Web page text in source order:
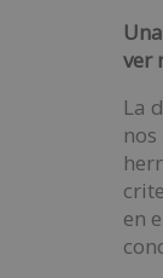
ver
La
en